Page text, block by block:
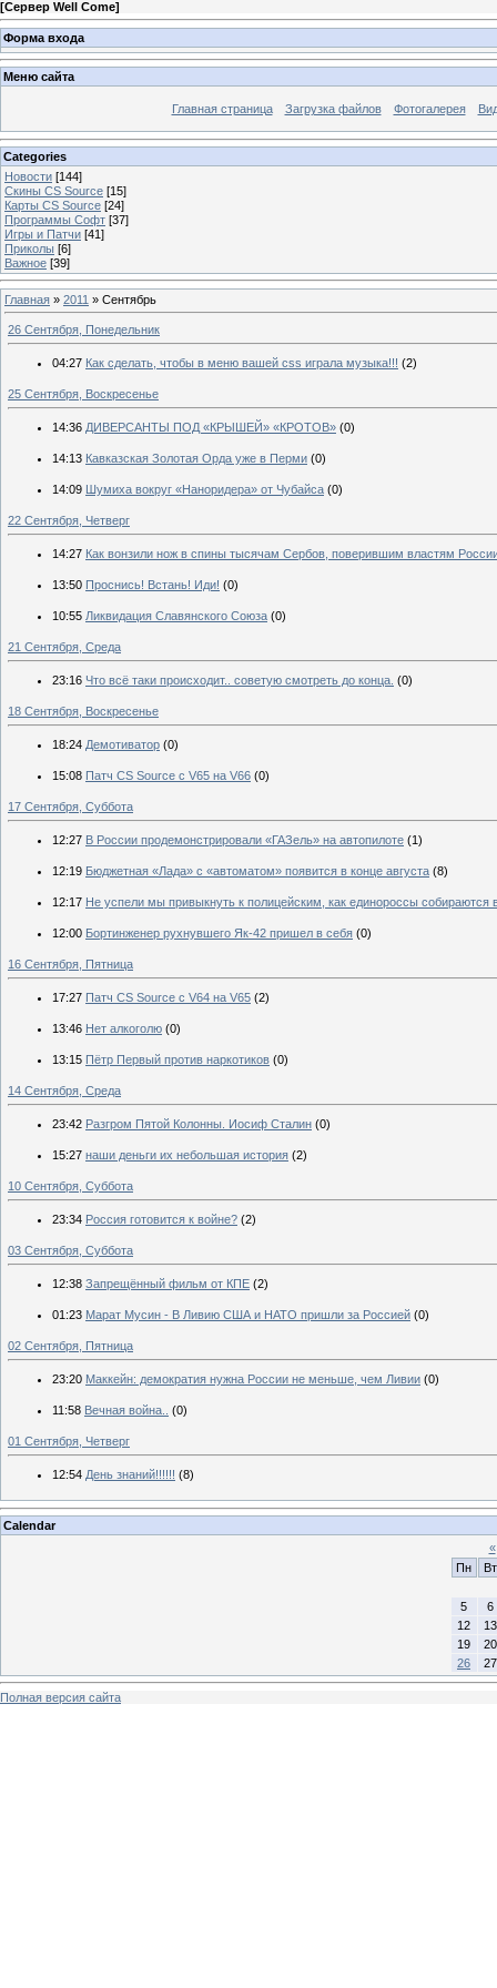
[Сервер Well Come]
Форма входа
Меню сайта
Главная страница Загрузка файлов Фотогалерея
Categories
Новости [144]
Скины CS Source [15]
Карты CS Source [24]
Программы Софт [37]
Игры и Патчи [41]
Приколы [6]
Важное [39]
Главная » 2011 » Сентябрь
26 Сентября, Понедельник
04:27 Как сделать, чтобы в меню вашей css играла музыка!!! (2)
25 Сентября, Воскресенье
14:36 ДИВЕРСАНТЫ ПОД «КРЫШЕЙ» «КРОТОВ» (0)
14:13 Кавказская Золотая Орда уже в Перми (0)
14:09 Шумиха вокруг «Наноридера» от Чубайса (0)
22 Сентября, Четверг
14:27 Как вонзили нож в спины тысячам Сербов, поверившим властям
13:50 Проснись! Встань! Иди! (0)
10:55 Ликвидация Славянского Союза (0)
21 Сентября, Среда
23:16 Что всё таки происходит.. советую смотреть до конца. (0)
18 Сентября, Воскресенье
18:24 Демотиватор (0)
15:08 Патч CS Source с V65 на V66 (0)
17 Сентября, Суббота
12:27 В России продемонстрировали «ГАЗель» на автопилоте (1)
12:19 Бюджетная «Лада» с «автоматом» появится в конце августа (8)
12:17 Не успели мы привыкнуть к полицейским, как единороссы собираются
12:00 Бортинженер рухнувшего Як-42 пришел в себя (0)
16 Сентября, Пятница
17:27 Патч CS Source с V64 на V65 (2)
13:46 Нет алкоголю (0)
13:15 Пётр Первый против наркотиков (0)
14 Сентября, Среда
23:42 Разгром Пятой Колонны. Иосиф Сталин (0)
15:27 наши деньги их небольшая история (2)
10 Сентября, Суббота
23:34 Россия готовится к войне? (2)
03 Сентября, Суббота
12:38 Запрещённый фильм от КПЕ (2)
01:23 Марат Мусин - В Ливию США и НАТО пришли за Россией (0)
02 Сентября, Пятница
23:20 Маккейн: демократия нужна России не меньше, чем Ливии (0)
11:58 Вечная война.. (0)
01 Сентября, Четверг
12:54 День знаний!!!!!! (8)
Calendar
«
Пн
Вт
5
6
12
13
19
20
26
27
Полная версия сайта